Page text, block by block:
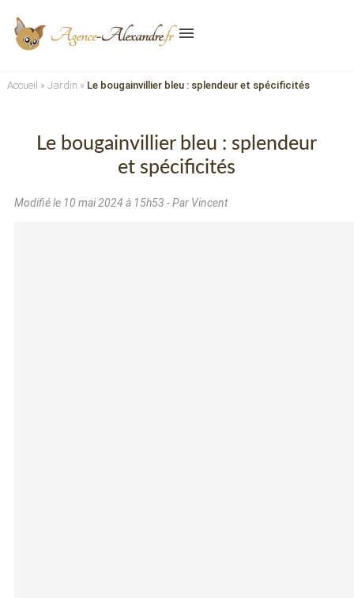
menu
Accueil » Jardin » Le bougainvillier bleu : splendeur et spécificités
Le bougainvillier bleu : splendeur
et spécificités
Modifié le 10 mai 2024 à 15h53 - Par Vincent